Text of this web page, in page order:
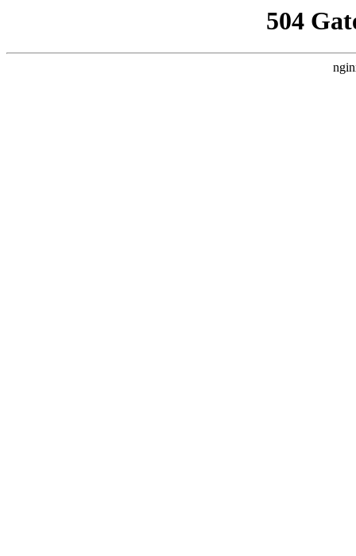
504